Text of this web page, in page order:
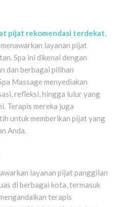
pijat rekomendasi terdekat,
layanan pijat
Spa ini dikenal dengan
dan berbagai pilihan
Massage menyediakan
refleksi, hingga lulur yang
Terapis mereka juga
untuk memberikan pijat yang
Anda.
layanan pijat panggilan
di berbagai kota, termasuk
terapis